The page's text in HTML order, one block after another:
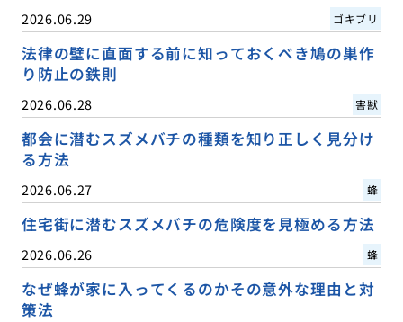
2026.06.29 ゴキブリ
法律の壁に直面する前に知っておくべき鳩の巣作
り防止の鉄則
2026.06.28 害獣
都会に潜むスズメバチの種類を知り正しく見分け
る方法
2026.06.27 蜂
住宅街に潜むスズメバチの危険度を見極める方法
2026.06.26 蜂
なぜ蜂が家に入ってくるのかその意外な理由と対
策法